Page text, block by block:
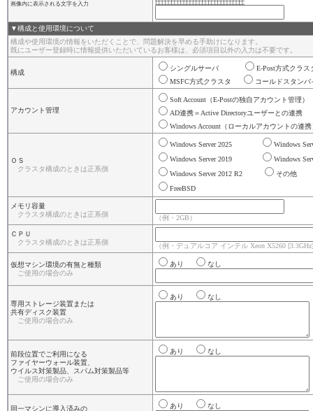
画像内に表示される文字を入力
▼構成と使用環境について
構成や使用環境の情報をいただくことで、問題解決を早める手助けになります。
既にユーザー登録時に情報提供いただいているお客様は、必須項目以外の入力は不要です。
構成
シングルサーバ
E-Post方式クラ
MSFC方式クラスタ
コールドスタン
アカウント管理
Soft Account（E-Postの独自アカウント管理
AD連携＝Active Directoryユーザーとの連携
Windows Account（ローカルアカウントの連携
ＯＳ
クラスタ構成のときは正系側
Windows Server 2025
Windows
Windows Server 2019
Windows
Windows Server 2012 R2
その他
FreeBSD
メモリ容量
クラスタ構成のときは正系側
（例・2GB）
ＣＰＵ
クラスタ構成のときは正系側
（例・デュアルコア インテル Xeon X5260
仮想マシン環境の有無と種類
ご使用の場合のみ
あり なし
専用ストレージ装置または
共有ディスク装置
ご使用の場合のみ
あり なし
前段位置でご利用になる
ファイヤーウォール装置、
ウイルス対策製品、スパム対策製品等
ご使用の場合のみ
あり なし
同一マシンに導入済みの あり なし